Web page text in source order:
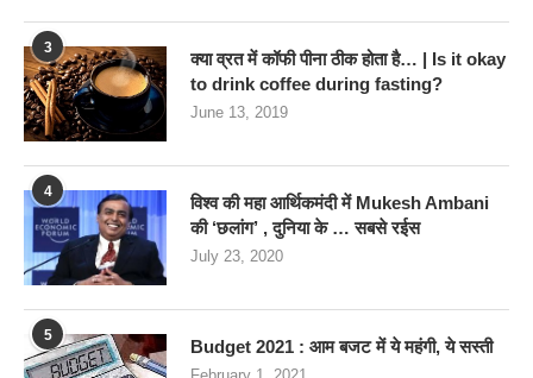
3
क्या व्रत में कॉफी पीना ठीक होता है… | Is it okay
to drink coffee during fasting?
June 13, 2019
4
विश्व की महा आर्थिकमंदी में Mukesh Ambani
की ‘छलांग’ , दुनिया के … सबसे रईस
July 23, 2020
5
Budget 2021 : आम बजट में ये महंगी, ये सस्‍ती